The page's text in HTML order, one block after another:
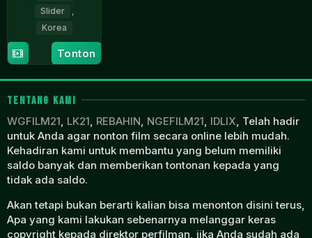
Slider
Korea
25
Jul
2025
Kwon
Oh-
seung
Tonton
TENTANG KAMI
WGFILM21, LK21, REBAHIN, NGEFILM21, IDLIX, Telah hadir
untuk Anda agar nonton film secara online lebih mudah.
Kehadiran kami untuk membantu yang belum memiliki
saldo banyak dan memberikan tontonan kepada yang
tidak ada saldo.
Akan tetapi bukan berarti kalian bisa menonton disini terus,
Apa yang kami lakukan sebenarnya melanggar keras
copyright kepada direktor perfilman, jika Anda sudah ada